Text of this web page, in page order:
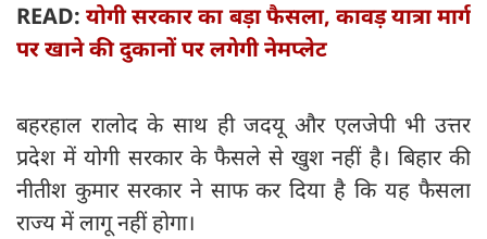
READ:योगी सरकार का बड़ा फैसला, कावड़ यात्रा मार्ग
पर खाने की दुकानों पर लगेगी नेमप्लेट
बहरहाल रालोद के साथ ही जदयू और एलजेपी भी उत्तर
प्रदेश में योगी सरकार के फैसले से खुश नहीं है। बिहार की
नीतीश कुमार सरकार ने साफ कर दिया है कि यह फैसला
राज्य में लागू नहीं होगा।